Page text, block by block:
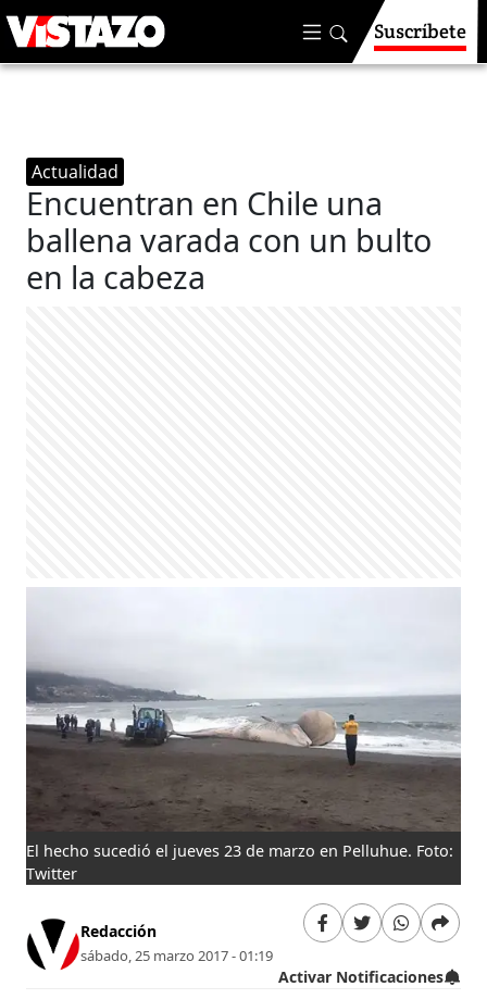
Suscríbete
Actualidad
Encuentran en Chile una
ballena varada con un bulto
en la cabeza
El hecho sucedió el jueves 23 de marzo en Pelluhue. Foto:
Twitter
Redacción
sábado, 25 marzo 2017 - 01:19
Activar Notificaciones